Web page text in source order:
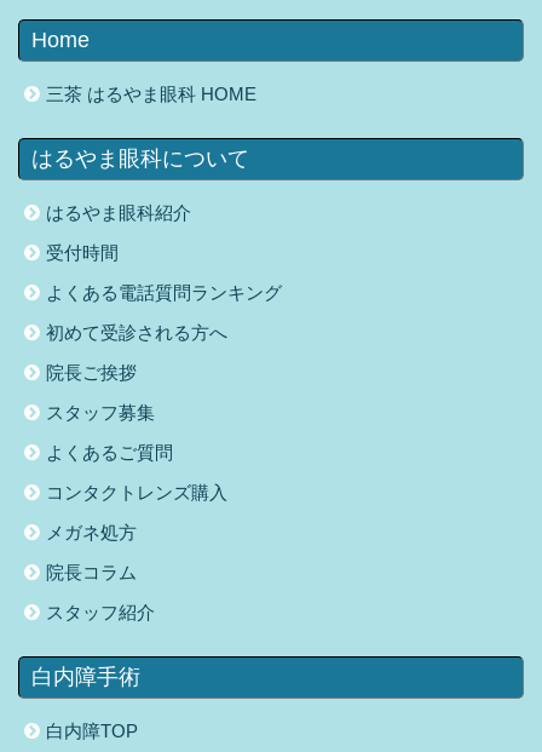
Home
三茶 はるやま眼科 HOME
はるやま眼科について
はるやま眼科紹介
受付時間
よくある電話質問ランキング
初めて受診される方へ
院長ご挨拶
スタッフ募集
よくあるご質問
コンタクトレンズ購入
メガネ処方
院長コラム
スタッフ紹介
白内障手術
白内障TOP